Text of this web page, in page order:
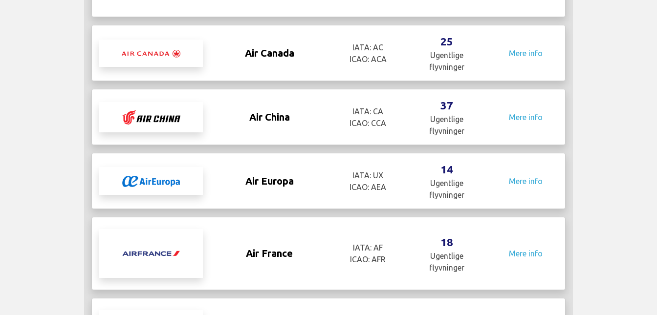
Air Canada
IATA: AC
ICAO: ACA
25
Ugentlige
flyvninger
Mere info
Air China
IATA: CA
ICAO: CCA
37
Ugentlige
flyvninger
Mere info
Air Europa
IATA: UX
ICAO: AEA
14
Ugentlige
flyvninger
Mere info
Air France
IATA: AF
ICAO: AFR
18
Ugentlige
flyvninger
Mere info